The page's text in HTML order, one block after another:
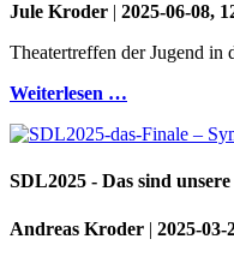
Jule Kroder | 2025-06-08,
Theatertreffen der Jugend in
Weiterlesen …
SDL2025 - Das sind
Andreas Kroder | 2025-03-